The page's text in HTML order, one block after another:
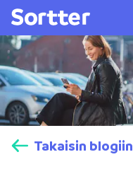
Takaisin blogiin